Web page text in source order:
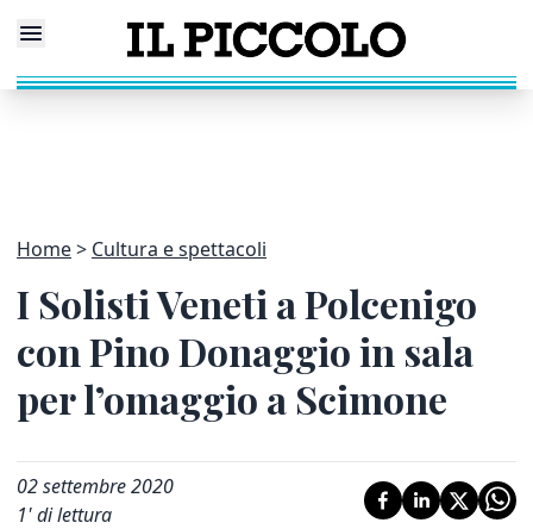
Home Cultura e spettacoli
I Solisti Veneti a Polcenigo
con Pino Donaggio in sala
per l’omaggio a Scimone
02 settembre 2020
1' di lettura